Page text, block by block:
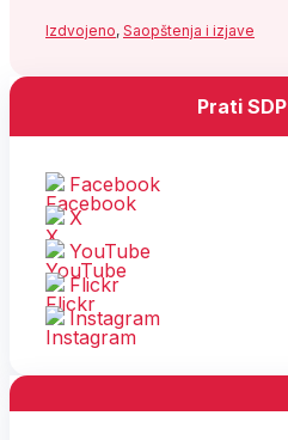
Izdvojeno, Saopštenja i izjave
Prati SDP
Facebook
X
YouTube
Flickr
Instagram